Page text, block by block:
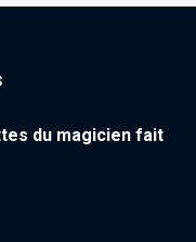
du magicien fait